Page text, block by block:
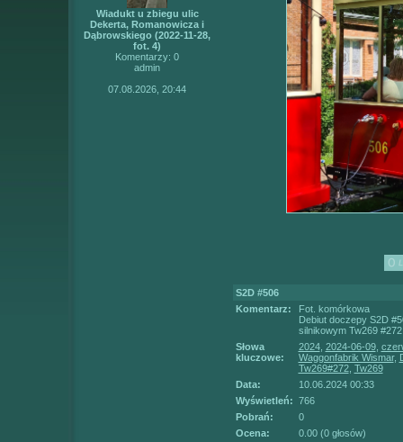
Wiadukt u zbiegu ulic
Dekerta, Romanowicza i
Dąbrowskiego (2022-11-28,
fot. 4)
Komentarzy: 0
admin
07.08.2026, 20:44
S2D #506
Komentarz:
Fot. komórkowa
Debiut doczepy S2D
silnikowym Tw269
Słowa
kluczowe:
2024, 2024-06-09,
Waggonfabrik Wismar,
Tw269#272, Tw269
Data:
10.06.2024 00:33
Wyświetleń: 766
Pobrań:
0
Ocena:
0.00 (0 głosów)